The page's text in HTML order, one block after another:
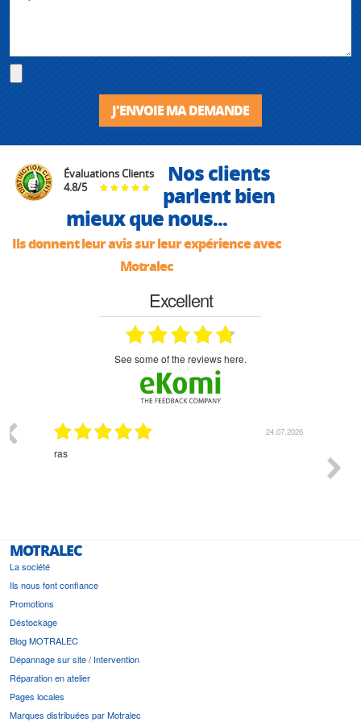
J'ENVOIE MA DEMANDE
Évaluations Clients
4.8/5
Nos clients
parlent bien
mieux que nous...
Ils donnent leur avis sur leur expérience avec
Motralec
Excellent
see some of the reviews here.
24.07.2026
ras
MOTRALEC
La société
Ils nous font confiance
Promotions
Déstockage
Blog MOTRALEC
Dépannage sur site / Intervention
Réparation en atelier
Pages locales
Marques distribuées par Motralec